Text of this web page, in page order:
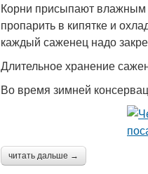
Корни присыпают влажным
пропарить в кипятке и
каждый саженец надо
Длительное хранение
Во время зимней
читать дальше →